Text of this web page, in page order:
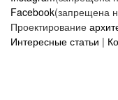
Facebook(запрещена
Проектирование
Интересные статьи |